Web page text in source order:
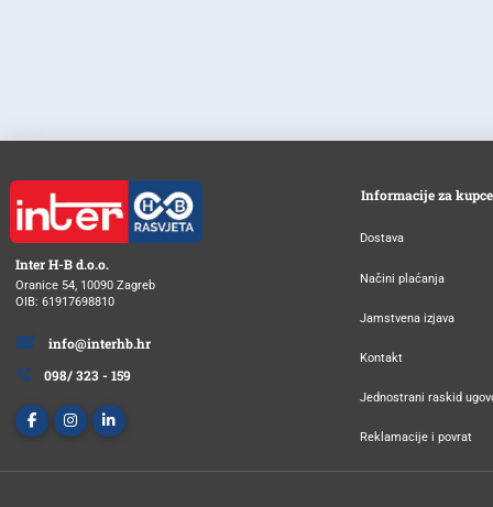
Inter H-B d.o.o.
Oranice 54, 10090 Zagreb
OIB: 61917698810
info@interhb.hr
098/ 323 - 159
Informacije za kupce
Dostava
Načini plaćanja
Jamstvena izjava
Kontakt
Jednostrani raskid
Reklamacije i povrat